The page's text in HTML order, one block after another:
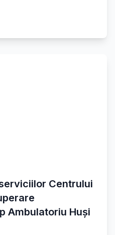
Centrului
Ambulatoriu Huși